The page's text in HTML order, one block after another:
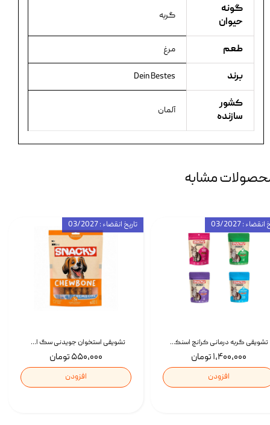
گونه
حیوان
گربه
طعم مرغ
برند Dein Bestes
کشور
سازنده
آلمان
مشابه
تشویقی استخوان جویدنی سگ اسنکی کرانچی با طعم مرغ Snacky Crunchy Munchy وزن 100 گرم
۵۵۰,۰۰۰ تومان
افزودن
تاریخ انقضاء : 03/2027
تشویقی گربه درمانی کرانچ اسنکی با طعم میکس Snacky Crunch Cat Treats وزن 60 گرم بسته 4 عددی
۱,۴۰۰,۰۰۰ تومان
افزودن
: 03/2027